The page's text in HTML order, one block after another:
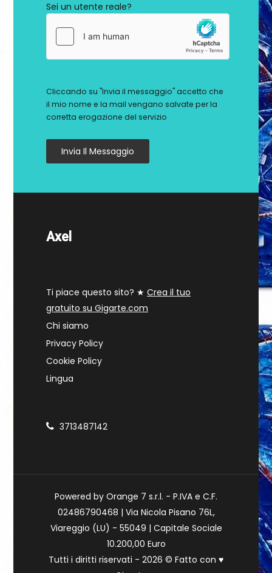
Sei un utente reale?
Cliccando su "Invia il messaggio" accetto che
il mio nome e la mail vengano salvate per la
corretta erogazione del servizio
Invia Il Messaggio
Axel
Ti piace questo sito? ★ Crea il tuo
gratuito su Gigarte.com
Chi siamo
Privacy Policy
Cookie Policy
Lingua
3713487142
Powered by Orange 7 s.r.l. - P.IVA e C.F.
02486790468 | Via Nicola Pisano 76L,
Viareggio (LU) - 55049 | Capitale Sociale
10.200,00 Euro
Tutti i diritti riservati - 2026 © Fatto con ♥